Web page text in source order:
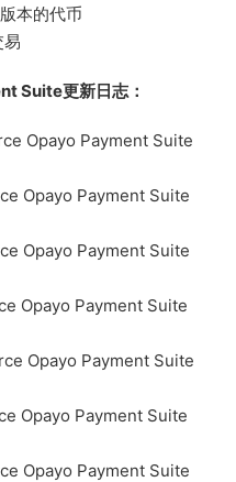
本的代币
Suite更新日志：
Opayo Payment Suite
Opayo Payment Suite
Opayo Payment Suite
Opayo Payment Suite
Opayo Payment Suite
Opayo Payment Suite
Opayo Payment Suite